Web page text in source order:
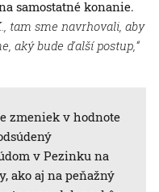
samostatné konanie.
tam sme navrhovali, aby
aký bude ďalší postup,“
zmeniek v hodnote
v Pezinku na
ako aj na peňažný